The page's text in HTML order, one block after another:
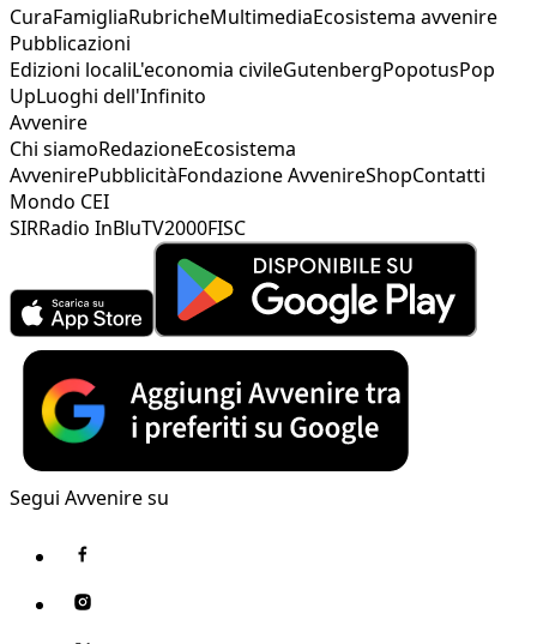
CuraFamigliaRubricheMultimediaEcosistema avvenire
Pubblicazioni
Edizioni localiL'economia civileGutenbergPopotusPop
UpLuoghi dell'Infinito
Avvenire
Chi siamoRedazioneEcosistema
AvvenirePubblicitàFondazione AvvenireShopContatti
Mondo CEI
SIRRadio InBluTV2000FISC
Segui Avvenire su